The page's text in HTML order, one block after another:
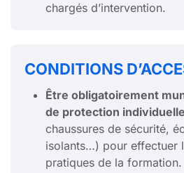
chargés d’intervention.
CONDITIONS
Être obligatoirement
de protection individuelle
chaussures de sécurité,
isolants…) pour effectuer
pratiques de la formation.